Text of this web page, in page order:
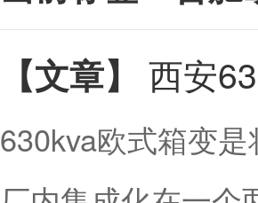
【文章】 西安
630kva欧式箱变